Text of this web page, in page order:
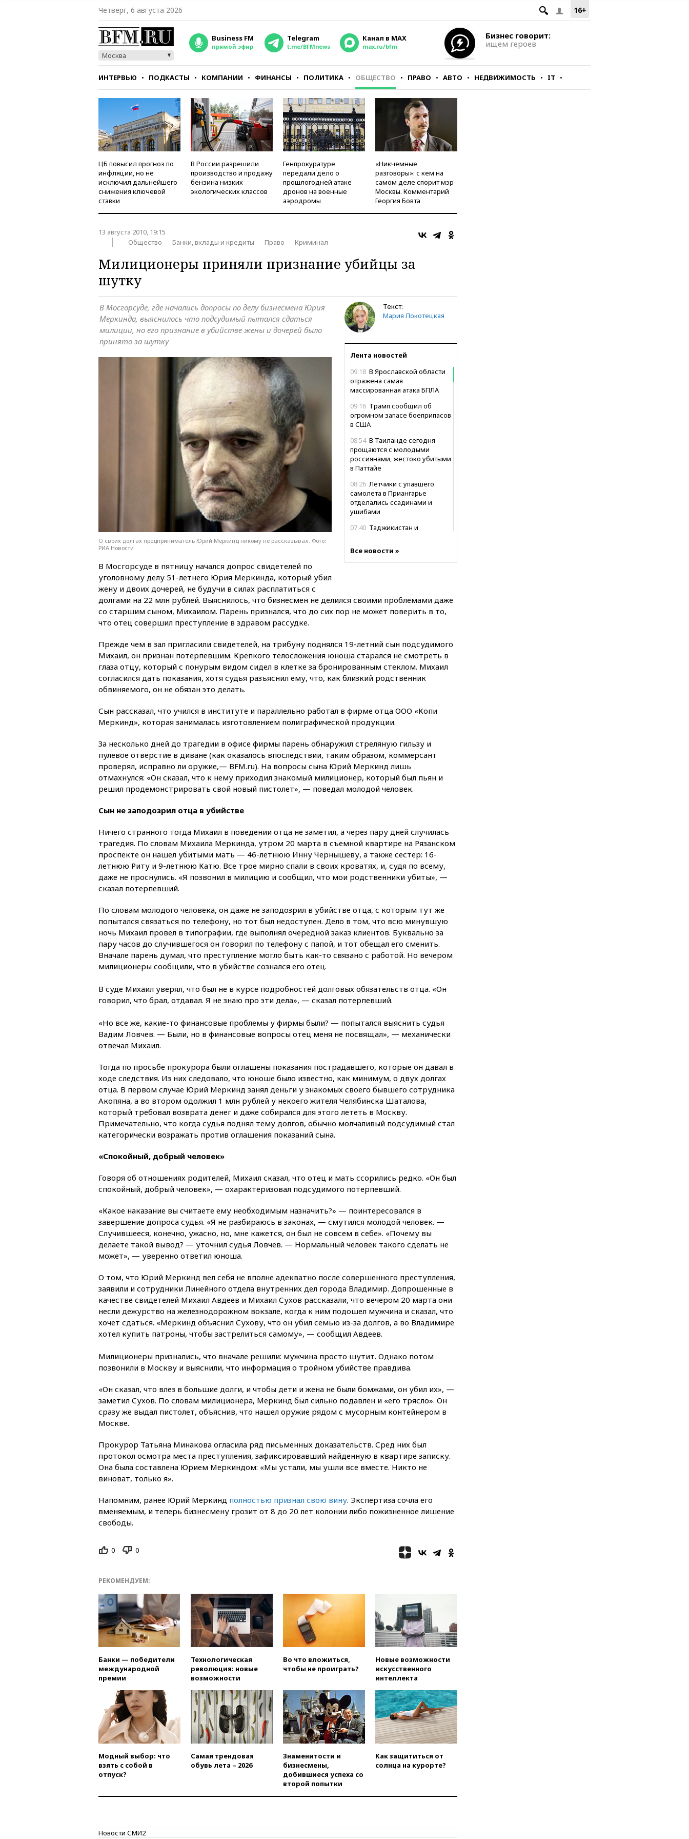
16+
Четверг, 6 августа 2026
Москва
Business FM
прямой эфир
Telegram
t.me/BFMnews
Канал в MAX
max.ru/bfm
Бизнес говорит:
ищем героев
ИНТЕРВЬЮ ПОДКАСТЫ КОМПАНИИ ФИНАНСЫ ПОЛИТИКА ОБЩЕСТВО ПРАВО АВТО НЕДВИЖИМОСТЬ IT
СТИЛЬ ТЕСТЫ
ЦБ повысил прогноз по
инфляции, но не
исключил дальнейшего
снижения ключевой
ставки
В России разрешили
производство и продажу
бензина низких
экологических классов
Генпрокуратуре
передали дело о
прошлогодней атаке
дронов на военные
аэродромы
«Никчемные
разговоры»: с кем на
самом деле спорит мэр
Москвы. Комментарий
Георгия Бовта
13 августа 2010, 19:15
Общество
Банки, вклады и кредиты Право Криминал
Милиционеры приняли признание убийцы за
шутку
Текст:
Мария Локотецкая
Лента новостей
09:18 В Ярославской области
отражена самая
массированная атака БПЛА
09:16 Трамп сообщил об
огромном запасе боеприпасов
в США
08:54 В Таиланде сегодня
прощаются с молодыми
россиянами, жестоко убитыми
в Паттайе
08:26 Летчики с упавшего
самолета в Приангарье
отделались ссадинами и
ушибами
07:40 Таджикистан и
технологий
06:25Золото подорожало до
$4350 за тройскую унцию
понимает сущность киевского
режима
05:10 Дом детства Нила
Армстронга впервые за 38 лет
выставили на продажу
быть готовой к продолжению
украинского конфликта
предпочел бы соглашение с
Ираном
02:06Лантратова: судьба
сотни жителей Курской
области все еще неизвестна
00:05 Девочка с «маской
Бэтмена» показала лицо
после последней операции
вчера, 23:35 Российского
историка Артема Кирпиченка
разгромил «Оренбург» в
Кубке России
вчера, 23:00
Пост Дмитриева в
X о миграционном кризисе в
Сеуте набрал миллион
банкротство «Кванта» не
означает прекращения
РФ
вчера, 22:35 Семь грузовых
вчера, 22:22 Минфин: в июле
выросли нефтегазовые
доходы российского бюджета
вчера, 22:15Аксаков: ЦБ
согласовал первый стандарт
исламского банкинга
вчера, 21:35Машков: в РФ
подготовили концепцию
искусства до 2035 года
вчера, 21:21Правительство
РФ разрешило продажу
бензина старых
Машковым 150-летие Союза
театральных деятелей
вчера, 20:47 Newsweek:
«взрывная» диарея охватила
47 из 50 штатов США
вчера, 20:35
беспилотников
вчера, 20:20Третий комплект
ЧЕ российские синхронистки
ТАСС: жизни
главы «Уралдронзавода»
вчера, 20:08
По всей Грузии
снова отключилось
электричество
Запада принудить Киев к
уступкам
меры безопасности во время
вчера, 19:25
Путин
прокомментировал первый
номер «Единой России» в
бюллетене
вчера, 19:15Путин обсудил с
Памфиловой подготовку к
единому дню голосования
вчера, 18:56Wildberries
отрицает перенос основной
логистики за пределы России
вчера, 18:45Крупнейший
склад маркетплейса Rozetka
вчера, 18:35 Джаред Лето
лишился роли в фильме
Все новости »
В Мосгорсуде, где начались допросы по делу бизнесмена Юрия
Меркинда, выяснилось что подсудимый пытался сдаться
милиции, но его признание в убийстве жены и дочерей было
принято за шутку
О своих долгах предприниматель Юрий Меркинд никому не рассказывал. Фото:
РИА Новости
В Мосгорсуде в пятницу начался допрос свидетелей по
уголовному делу 51-летнего Юрия Меркинда, который убил
жену и двоих дочерей, не будучи в силах расплатиться с
долгами на 22 млн рублей. Выяснилось, что бизнесмен не делился своими проблемами даже
со старшим сыном, Михаилом. Парень признался, что до сих пор не может поверить в то,
что отец совершил преступление в здравом рассудке.
Прежде чем в зал пригласили свидетелей, на трибуну поднялся 19-летний сын подсудимого
Михаил, он признан потерпевшим. Крепкого телосложения юноша старался не смотреть в
глаза отцу, который с понурым видом сидел в клетке за бронированным стеклом. Михаил
согласился дать показания, хотя судья разъяснил ему, что, как близкий родственник
обвиняемого, он не обязан это делать.
Сын рассказал, что учился в институте и параллельно работал в фирме отца ООО «Копи
Меркинд», которая занималась изготовлением полиграфической продукции.
За несколько дней до трагедии в офисе фирмы парень обнаружил стреляную гильзу и
пулевое отверстие в диване (как оказалось впоследствии, таким образом, коммерсант
проверял, исправно ли оружие,— BFM.ru). На вопросы сына Юрий Меркинд лишь
отмахнулся: «Он сказал, что к нему приходил знакомый милиционер, который был пьян и
решил продемонстрировать свой новый пистолет», — поведал молодой человек.
Сын не заподозрил отца в убийстве
Ничего странного тогда Михаил в поведении отца не заметил, а через пару дней случилась
трагедия. По словам Михаила Меркинда, утром 20 марта в съемной квартире на Рязанском
проспекте он нашел убитыми мать — 46-летнюю Инну Чернышеву, а также сестер: 16-
летнюю Риту и 9-летнюю Катю. Все трое мирно спали в своих кроватях, и, судя по всему,
даже не проснулись. «Я позвонил в милицию и сообщил, что мои родственники убиты», —
сказал потерпевший.
По словам молодого человека, он даже не заподозрил в убийстве отца, с которым тут же
попытался связаться по телефону, но тот был недоступен. Дело в том, что всю минувшую
ночь Михаил провел в типографии, где выполнял очередной заказ клиентов. Буквально за
пару часов до случившегося он говорил по телефону с папой, и тот обещал его сменить.
Вначале парень думал, что преступление могло быть как-то связано с работой. Но вечером
милиционеры сообщили, что в убийстве сознался его отец.
В суде Михаил уверял, что был не в курсе подробностей долговых обязательств отца. «Он
говорил, что брал, отдавал. Я не знаю про эти дела», — сказал потерпевший.
«Но все же, какие-то финансовые проблемы у фирмы были? — попытался выяснить судья
Вадим Ловчев. — Были, но в финансовые вопросы отец меня не посвящал», — механически
отвечал Михаил.
Тогда по просьбе прокурора были оглашены показания пострадавшего, которые он давал в
ходе следствия. Из них следовало, что юноше было известно, как минимум, о двух долгах
отца. В первом случае Юрий Меркинд занял деньги у знакомых своего бывшего сотрудника
Акопяна, а во втором одолжил 1 млн рублей у некоего жителя Челябинска Шаталова,
который требовал возврата денег и даже собирался для этого лететь в Москву.
Примечательно, что когда судья поднял тему долгов, обычно молчаливый подсудимый стал
категорически возражать против оглашения показаний сына.
«Спокойный, добрый человек»
Говоря об отношениях родителей, Михаил сказал, что отец и мать ссорились редко. «Он был
спокойный, добрый человек», — охарактеризовал подсудимого потерпевший.
«Какое наказание вы считаете ему необходимым назначить?» — поинтересовался в
завершение допроса судья. «Я не разбираюсь в законах, — смутился молодой человек. —
Случившееся, конечно, ужасно, но, мне кажется, он был не совсем в себе». «Почему вы
делаете такой вывод? — уточнил судья Ловчев. — Нормальный человек такого сделать не
может», — уверенно ответил юноша.
О том, что Юрий Меркинд вел себя не вполне адекватно после совершенного преступления,
заявили и сотрудники Линейного отдела внутренних дел города Владимир. Допрошенные в
качестве свидетелей Михаил Авдеев и Михаил Сухов рассказали, что вечером 20 марта они
несли дежурство на железнодорожном вокзале, когда к ним подошел мужчина и сказал, что
хочет сдаться. «Меркинд объяснил Сухову, что он убил семью из-за долгов, а во Владимире
хотел купить патроны, чтобы застрелиться самому», — сообщил Авдеев.
Милиционеры признались, что вначале решили: мужчина просто шутит. Однако потом
позвонили в Москву и выяснили, что информация о тройном убийстве правдива.
«Он сказал, что влез в большие долги, и чтобы дети и жена не были бомжами, он убил их», —
заметил Сухов. По словам милиционера, Меркинд был сильно подавлен и «его трясло». Он
сразу же выдал пистолет, объяснив, что нашел оружие рядом с мусорным контейнером в
Москве.
Прокурор Татьяна Минакова огласила ряд письменных доказательств. Сред них был
протокол осмотра места преступления, зафиксировавший найденную в квартире записку.
Она была составлена Юрием Меркиндом: «Мы устали, мы ушли все вместе. Никто не
виноват, только я».
Напомним, ранее Юрий Меркинд полностью признал свою вину. Экспертиза сочла его
вменяемым, и теперь бизнесмену грозит от 8 до 20 лет колонии либо пожизненное лишение
свободы.
0 0
РЕКОМЕНДУЕМ:
Банки — победители
международной
премии
Технологическая
революция: новые
возможности
Во что вложиться,
чтобы не проиграть?
Новые возможности
искусственного
интеллекта
Модный выбор: что
взять с собой в
отпуск?
Самая трендовая
обувь лета – 2026
Знаменитости и
бизнесмены,
добившиеся успеха со
второй попытки
Как защититься от
солнца на курорте?
Новости СМИ2